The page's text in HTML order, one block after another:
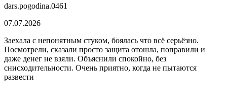
dars.pogodina.0461
07.07.2026
Заехала с непонятным стуком, боялась что всё серьёзно.
Посмотрели, сказали просто защита отошла, поправили и
даже денег не взяли. Объяснили спокойно, без
снисходительности. Очень приятно, когда не пытаются
развести